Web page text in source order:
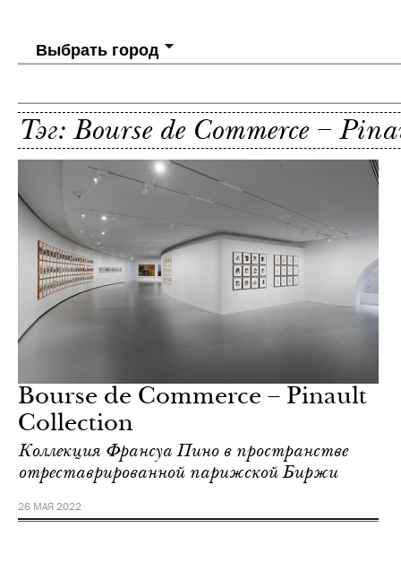
Выбрать город
Тэг: Bourse de Commerce –
Bourse de Commerce – Pinault
Collection
Коллекция Франсуа Пино в пространстве
отреставрированной парижской Биржи
26 МАЯ 2022